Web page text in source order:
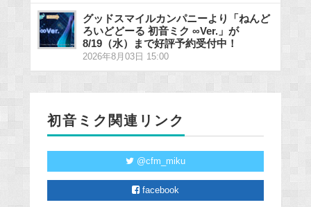
グッドスマイルカンパニーより「ねんど
ろいどどーる 初音ミク ∞Ver.」が
8/19（水）まで好評予約受付中！
2026年8月03日 15:00
初音ミク関連リンク
@cfm_miku
facebook